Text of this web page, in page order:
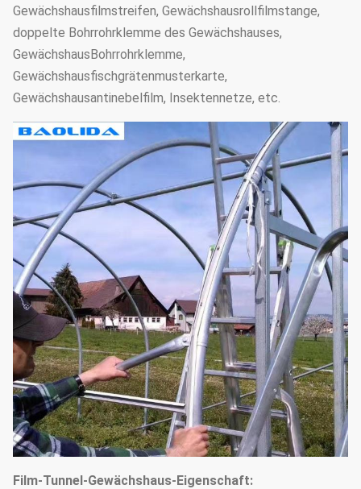
Gewächshausfilmstreifen, Gewächshausrollfilmstange,
doppelte Bohrrohrklemme des Gewächshauses,
GewächshausBohrrohrklemme,
Gewächshausfischgrätenmusterkarte,
Gewächshausantinebelfilm, Insektennetze, etc.
Film-Tunnel-Gewächshaus-Eigenschaft: